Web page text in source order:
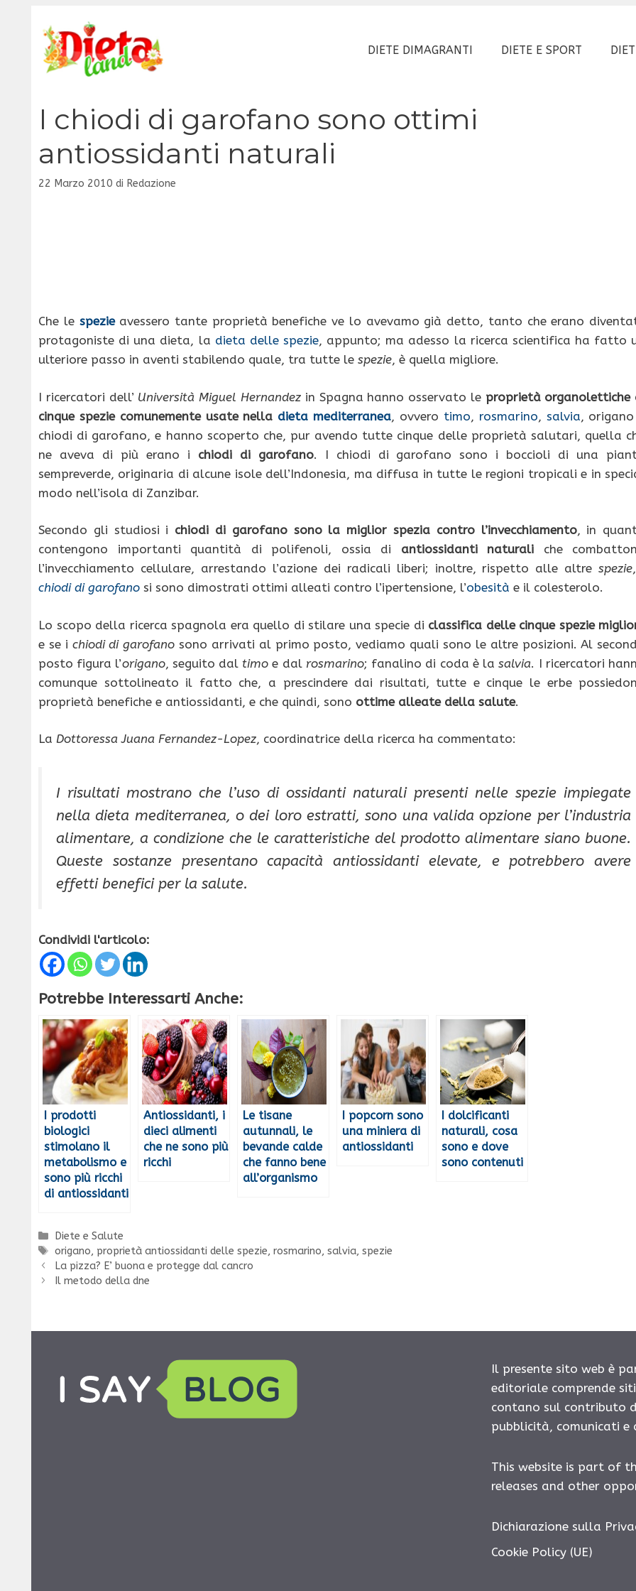
contenuto
DIETE DIMAGRANTI DIETE E SPORT
I chiodi di garofano sono ottimi
antiossidanti naturali
22 Marzo 2010 di Redazione
Che le spezieavessero tante proprietà benefiche ve lo avevamo già detto, tanto che erano
protagoniste di una dieta, la dieta delle spezie, appunto; ma adesso la ricerca scientifica ha fatto
ulteriore passo in aventi stabilendo quale, tra tutte le spezie, è quella migliore.
I ricercatori dell’ Università Miguel Hernandez in Spagna hanno osservato le proprietà organolettiche
cinque spezie comunemente usate nella dieta mediterranea, ovvero timo, rosmarino, salvia,
chiodi di garofano, e hanno scoperto che, pur avendo tutte cinque delle proprietà salutari, quella
ne aveva di più erano i chiodi di garofano. I chiodi di garofano sono i boccioli di una
sempreverde, originaria di alcune isole dell’Indonesia, ma diffusa in tutte le regioni tropicali e in
modo nell’isola di Zanzibar.
Secondo gli studiosi i chiodi di garofano sono la miglior spezia contro l’invecchiamento, in
contengono importanti quantità di polifenoli, ossia di antiossidanti naturali che
l’invecchiamento cellulare, arrestando l’azione dei radicali liberi; inoltre, rispetto alle altrespezie
chiodi di garofano si sono dimostrati ottimi alleati contro l’ipertensione, l’obesità e il colesterolo.
Lo scopo della ricerca spagnola era quello di stilare una specie di classifica delle cinque spezie
e se i chiodi di garofano sono arrivati al primo posto, vediamo quali sono le altre posizioni. Al
posto figura l’origano, seguito daltimo e dal rosmarino; fanalino di coda è lasalvia. I ricercatori
comunque sottolineato il fatto che, a prescindere dai risultati, tutte e cinque le erbe
proprietà benefiche e antiossidanti, e che quindi, sono ottime alleate della salute.
La Dottoressa Juana Fernandez-Lopez, coordinatrice della ricerca ha commentato:
I risultati mostrano che l’uso di ossidanti naturali presenti nelle spezie impiegate
nella dieta mediterranea, o dei loro estratti, sono una valida opzione per l’industria
alimentare, a condizione che le caratteristiche del prodotto alimentare siano buone.
Queste sostanze presentano capacità antiossidanti elevate, e potrebbero avere
effetti benefici per la salute.
Condividi l'articolo:
Potrebbe Interessarti Anche:
I prodotti
biologici
stimolano il
metabolismo e
sono più ricchi
di antiossidanti
Antiossidanti, i
dieci alimenti
che ne sono più
ricchi
Le tisane
autunnali, le
bevande calde
che fanno bene
all’organismo
I popcorn sono
una miniera di
antiossidanti
I dolcificanti
naturali, cosa
sono e dove
sono contenuti
Categorie
Diete e Salute
Tag
origano, proprietà antiossidanti delle spezie,rosmarino,salvia,spezie
La pizza? E’ buona e protegge dal cancro
Il metodo della dne
Il presente sito web è
editoriale comprende
contano sul contributo
pubblicità, comunicati e
This website is part of
releases and other
Dichiarazione sulla
Cookie Policy (UE)